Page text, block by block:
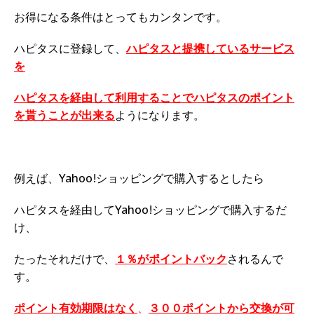
お得になる条件はとってもカンタンです。
ハピタスに登録して、ハピタスと提携しているサービス
を
ハピタスを経由して利用することでハピタスのポイント
を貰うことが出来るようになります。
例えば、Yahoo!ショッピングで購入するとしたら
ハピタスを経由してYahoo!ショッピングで購入するだ
け、
たったそれだけで、 １％がポイントバック されるんで
す。
ポイント有効期限はなく
３００ポイントから交換が可